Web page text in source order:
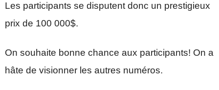
Les participants se disputent donc un prestigieux
prix de 100 000$.
On souhaite bonne chance aux participants! On a
hâte de visionner les autres numéros.